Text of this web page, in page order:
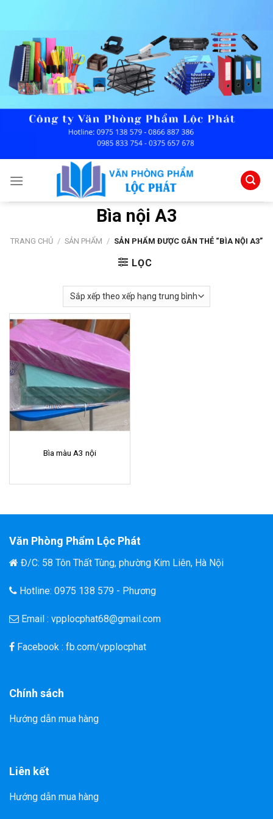
content
Bìa nội A3
TRANG CHỦ / SẢN PHẨM / SẢN PHẨM ĐƯỢC GẮN THẺ “BÌA NỘI A3”
LỌC
Bìa màu A3 nội
Văn Phòng Phẩm Lộc Phát
Đ/C: 58 Tôn Thất Tùng, phường Kim Liên, Hà Nội
Hotline: 0975 138 579 - Phương
Email : vpplocphat68@gmail.com
Facebook : fb.com/vpplocphat
Chính sách
Hướng dẫn mua hàng
Liên kết
Hướng dẫn mua hàng